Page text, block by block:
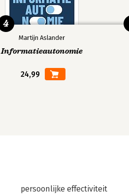
Martijn Aslander
Informatieautonomie
24,99
4
persoonlijke effectiviteit